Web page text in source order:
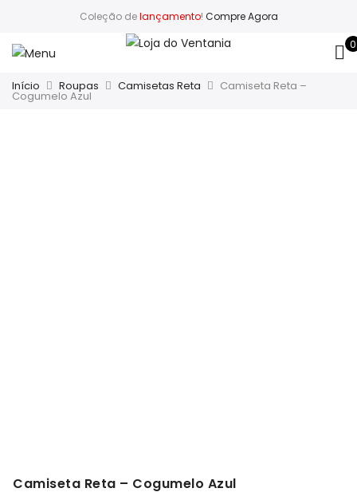
Coleção delançamento! Compre Agora
0
Início Roupas Camisetas Reta Camiseta Reta –
Cogumelo Azul
Camiseta Reta – Cogumelo Azul